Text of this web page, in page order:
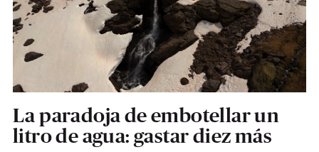
La paradoja de embotellar un
litro de agua: gastar diez más